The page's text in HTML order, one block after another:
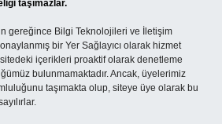
taşımazlar.
gereğince Bilgi Teknolojileri ve İletişim
bir Yer Sağlayıcı olarak hizmet
içerikleri proaktif olarak denetleme
bulunmamaktadır. Ancak, üyelerimiz
taşımakta olup, siteye üye olarak bu